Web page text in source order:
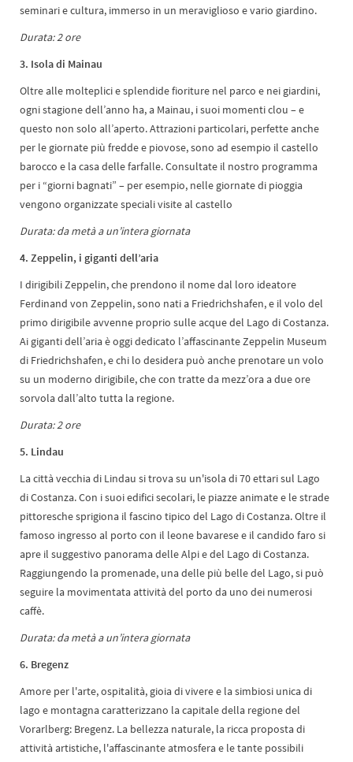
seminari e cultura, immerso in un meraviglioso e vario giardino.
Durata: 2 ore
3. Isola di Mainau
Oltre alle molteplici e splendide fioriture nel parco e nei giardini,
ogni stagione dell’anno ha, a Mainau, i suoi momenti clou – e
questo non solo all’aperto. Attrazioni particolari, perfette anche
per le giornate più fredde e piovose, sono ad esempio il castello
barocco e la casa delle farfalle. Consultate il nostro programma
per i “giorni bagnati” – per esempio, nelle giornate di pioggia
vengono organizzate speciali visite al castello
Durata: da metà a un’intera giornata
4. Zeppelin, i giganti dell’aria
I dirigibili Zeppelin, che prendono il nome dal loro ideatore
Ferdinand von Zeppelin, sono nati a Friedrichshafen, e il volo del
primo dirigibile avvenne proprio sulle acque del Lago di Costanza.
Ai giganti dell’aria è oggi dedicato l’affascinante Zeppelin Museum
di Friedrichshafen, e chi lo desidera può anche prenotare un volo
su un moderno dirigibile, che con tratte da mezz’ora a due ore
sorvola dall’alto tutta la regione.
Durata: 2 ore
5. Lindau
La città vecchia di Lindau si trova su un'isola di 70 ettari sul Lago
di Costanza. Con i suoi edifici secolari, le piazze animate e le strade
pittoresche sprigiona il fascino tipico del Lago di Costanza. Oltre il
famoso ingresso al porto con il leone bavarese e il candido faro si
apre il suggestivo panorama delle Alpi e del Lago di Costanza.
Raggiungendo la promenade, una delle più belle del Lago, si può
seguire la movimentata attività del porto da uno dei numerosi
caffè.
Durata: da metà a un’intera giornata
6. Bregenz
Amore per l'arte, ospitalità, gioia di vivere e la simbiosi unica di
lago e montagna caratterizzano la capitale della regione del
Vorarlberg: Bregenz. La bellezza naturale, la ricca proposta di
attività artistiche, l'affascinante atmosfera e le tante possibili